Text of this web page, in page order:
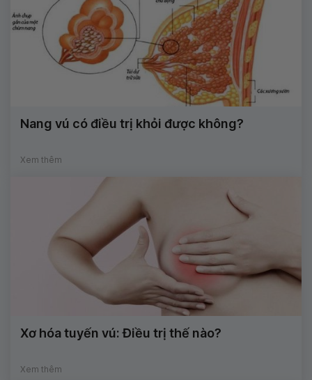
Nang vú có điều trị khỏi được không?
Xem thêm
Xơ hóa tuyến vú: Điều trị thế nào?
Xem thêm